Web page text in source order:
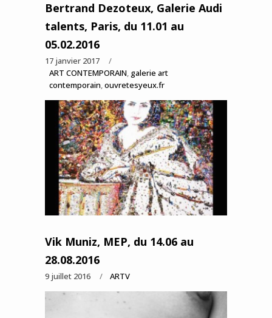
Bertrand Dezoteux, Galerie Audi
talents, Paris, du 11.01 au
05.02.2016
17 janvier 2017
ART CONTEMPORAIN, galerie art
contemporain,ouvretesyeux.fr
Vik Muniz, MEP, du 14.06 au
28.08.2016
9 juillet 2016 ARTV